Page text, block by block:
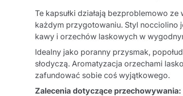
Te kapsułki działają bezproblemowo ze
każdym przygotowaniu. Styl nocciolino
kawy i orzechów laskowych w
Idealny jako poranny przysmak,
słodyczą. Aromatyzacja orzechami
zafundować sobie coś wyjątkowego.
Zalecenia dotyczące przechowywania: